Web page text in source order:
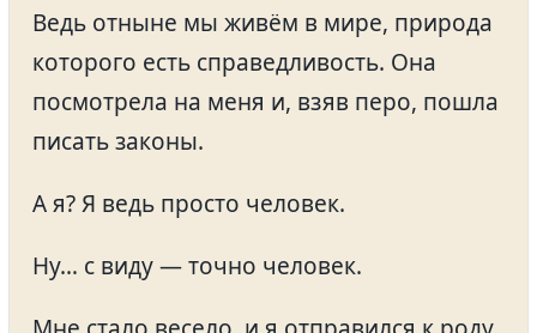
Ведь отныне мы живём в мире, природа
которого есть справедливость. Она
посмотрела на меня и, взяв перо, пошла
писать законы.
А я? Я ведь просто человек.
Ну… с виду — точно человек.